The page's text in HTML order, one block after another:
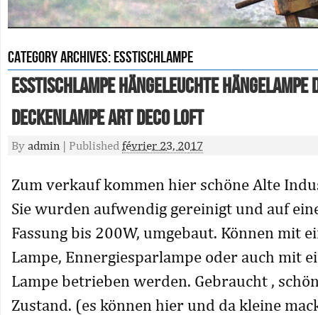
Category Archives:esstischlampe
Esstischlampe Hängeleuchte Hängelampe
Deckenlampe Art Deco Loft
By admin | Published février 23, 2017
Zum verkauf kommen hier schöne Alte
Sie wurden aufwendig gereinigt und auf
Fassung bis 200W, umgebaut. Können mit
Lampe, Ennergiesparlampe oder auch mit
Lampe betrieben werden. Gebraucht ,
Zustand. (es können hier und da kleine